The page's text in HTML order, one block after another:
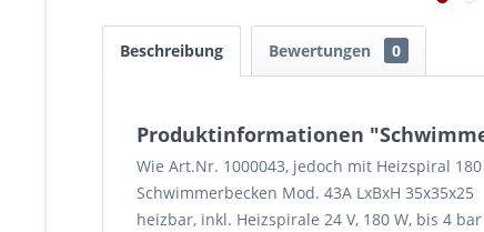
Beschreibung Bewertungen 0
Produktinformationen
Wie Art.Nr. 1000043, jedoch mit Heizspiral
Schwimmerbecken Mod. 43A LxBxH 35x35x25
heizbar, inkl. Heizspirale 24 V, 180 W, bis 4